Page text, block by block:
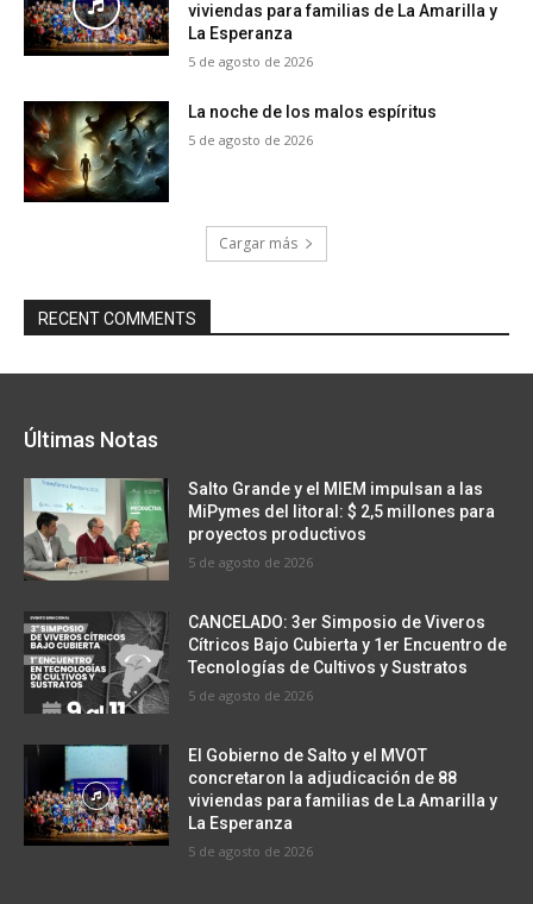
viviendas para familias de La Amarilla y
La Esperanza
5 de agosto de 2026
La noche de los malos espíritus
5 de agosto de 2026
Cargar más
RECENT COMMENTS
Últimas Notas
Salto Grande y el MIEM impulsan a las
MiPymes del litoral: $ 2,5 millones para
proyectos productivos
5 de agosto de 2026
CANCELADO: 3er Simposio de Viveros
Cítricos Bajo Cubierta y 1er Encuentro de
Tecnologías de Cultivos y Sustratos
5 de agosto de 2026
El Gobierno de Salto y el MVOT
concretaron la adjudicación de 88
viviendas para familias de La Amarilla y
La Esperanza
5 de agosto de 2026